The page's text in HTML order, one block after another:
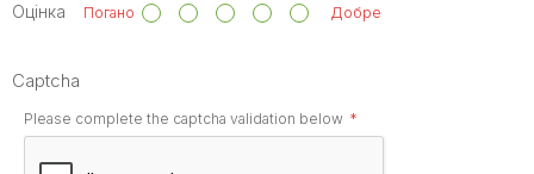
Оцінка Погано Добре
Captcha
Please complete the captcha validation below